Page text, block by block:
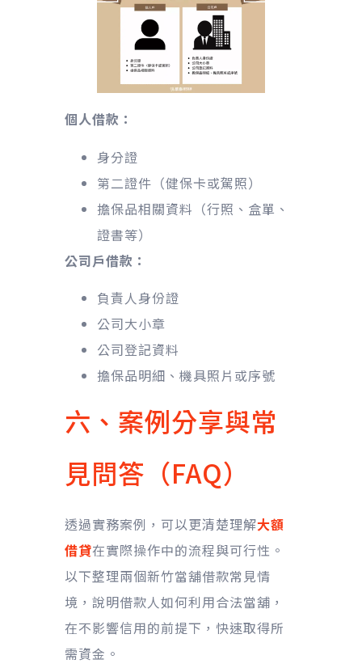
個人借款：
身分證
第二證件（健保卡或駕照）
擔保品相關資料（行照、盒單、
證書等）
公司戶借款：
負責人身份證
公司大小章
公司登記資料
擔保品明細、機具照片或序號
六、案例分享與常
見問答（FAQ）
透過實務案例，可以更清楚理解大額
借貸在實際操作中的流程與可行性。
以下整理兩個新竹當舖借款常見情
境，說明借款人如何利用合法當舖，
在不影響信用的前提下，快速取得所
需資金。